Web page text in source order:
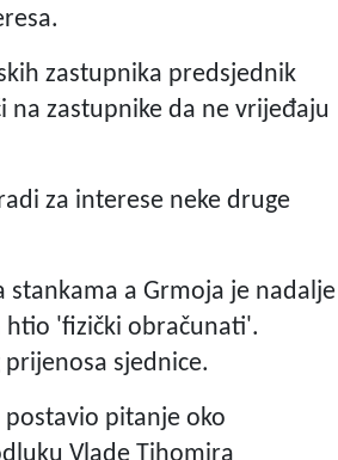
zastupnika predsjednik
na zastupnike da ne vrijeđaju
za interese neke druge
stankama a Grmoja je nadalje
htio 'fizički obračunati'.
sjednice.
pitanje oko